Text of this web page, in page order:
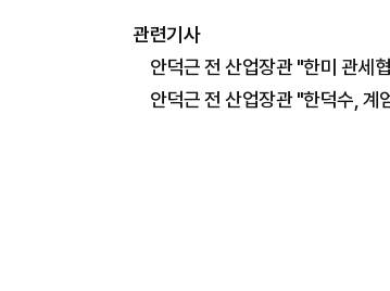
관련기사
안덕근 전 산업장관 "한미 관세
안덕근 전 산업장관 "한덕수, 계